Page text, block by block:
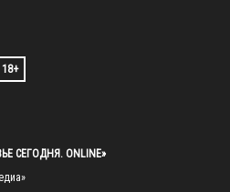
18+
СЕГОДНЯ. ONLINE»